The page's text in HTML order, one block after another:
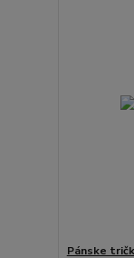
Pánske